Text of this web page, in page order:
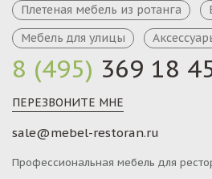
8 (495) 369 18
ПЕРЕЗВОНИТЕ МНЕ
sale@mebel-restoran.ru
Профессиональная мебель для
Плетеная мебель из ротанга
Мебель для улицы